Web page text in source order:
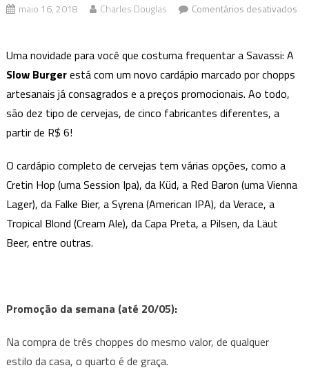
maio 16, 2018 Charles Douglas
Comentários desativados
cardápio
da
Slow
Burger
And
na
Savassi
Uma novidade para você que costuma frequentar a Savassi: A
Slow Burgerestá com um novo cardápio marcado por chopps
artesanais já consagrados e a preços promocionais. Ao todo,
são dez tipo de cervejas, de cinco fabricantes diferentes, a
partir de R$ 6!
O cardápio completo de cervejas tem várias opções, como a
Cretin Hop (uma Session Ipa), da Küd, a Red Baron (uma Vienna
Lager), da Falke Bier, a Syrena (American IPA), da Verace, a
Tropical Blond (Cream Ale), da Capa Preta, a Pilsen, da Läut
Beer, entre outras.
Promoção da semana (até 20/05):
Nacompra de três choppes do mesmo valor, de qualquer
estilo dacasa, o quarto é de graça.